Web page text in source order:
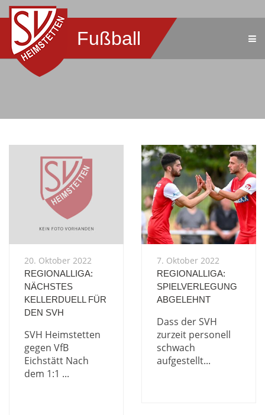
Fußball
20. Oktober 2022
REGIONALLIGA:
NÄCHSTES
KELLERDUELL FÜR
DEN SVH
SVH Heimstetten
gegen VfB
Eichstätt Nach
dem 1:1 ...
7. Oktober 2022
REGIONALLIGA:
SPIELVERLEGUNG
ABGELEHNT
Dass der SVH
zurzeit personell
schwach
aufgestellt...